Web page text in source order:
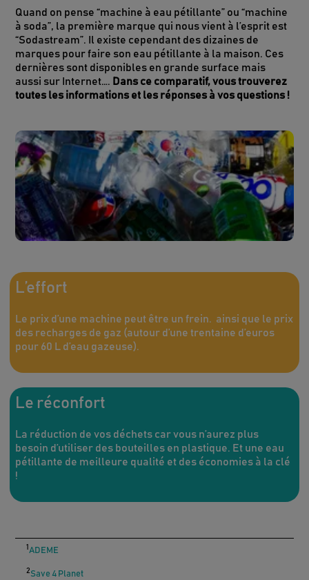
Quand on pense “machine à eau pétillante” ou “machine
à soda”, la première marque qui nous vient à l’esprit est
“Sodastream”. Il existe cependant des dizaines de
marques pour faire son eau pétillante à la maison. Ces
dernières sont disponibles en grande surface mais
aussi sur Internet…. Dans ce comparatif, vous trouverez
toutes les informations et les réponses à vos questions !
L’effort
Le prix d’une machine peut être un frein. ainsi que le prix
des recharges de gaz (autour d’une trentaine d’euros
pour 60 L d’eau gazeuse).
Le réconfort
La réduction de vos déchets car vous n’aurez plus
besoin d’utiliser des bouteilles en plastique. Et une eau
pétillante de meilleure qualité et des économies à la clé
!
1 ADEME
2Save 4 Planet